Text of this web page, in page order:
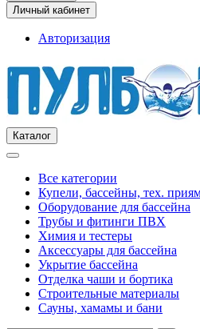
Личный кабинет
Авторизация
Каталог
Все категории
Купели, бассейны, тех.
Оборудование для бассейна
Трубы и фитинги ПВХ
Химия и тестеры
Аксессуары для бассейна
Укрытие бассейна
Отделка чаши и бортика
Строительные материалы
Сауны, хамамы и бани